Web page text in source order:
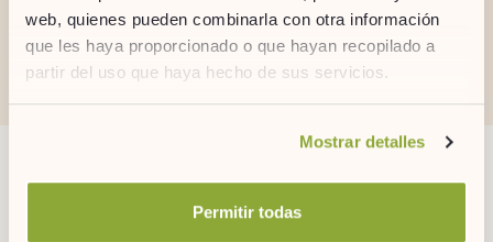
web, quienes pueden combinarla con otra información
que les haya proporcionado o que hayan recopilado a
partir del uso que haya hecho de sus servicios.
Mostrar detalles
Permitir todas
RAUCHVERBOT
FÜR
FAHRZEUGE
ELEKTRISCH
OTRAS ACTIVIDADES